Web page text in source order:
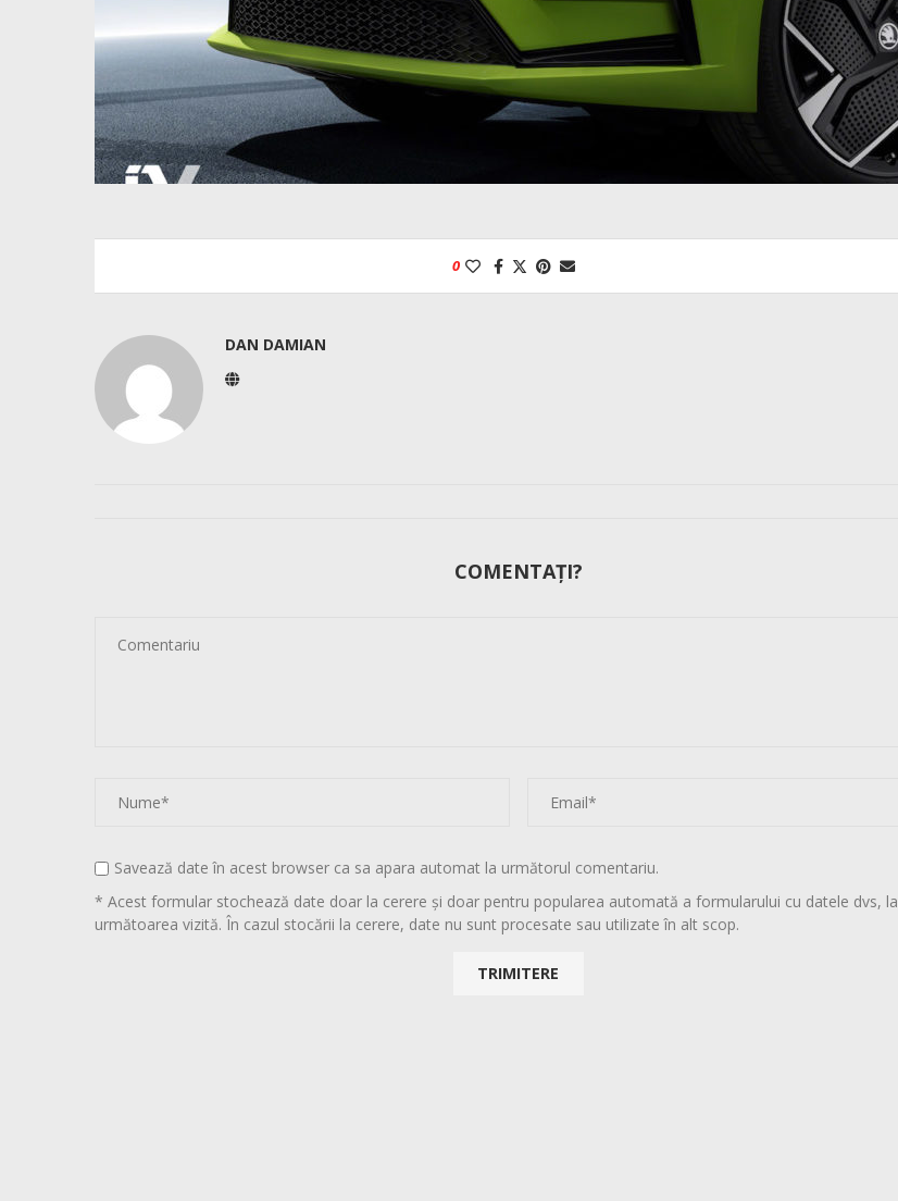
0
DAN DAMIAN
COMENTAȚI?
Savează date în acest browser ca sa apara automat la următorul comentariu.
* Acest formular stochează date doar la cerere și doar pentru popularea automată a formularului cu datele dvs, la
următoarea vizită. În cazul stocării la cerere, date nu sunt procesate sau utilizate în alt scop.